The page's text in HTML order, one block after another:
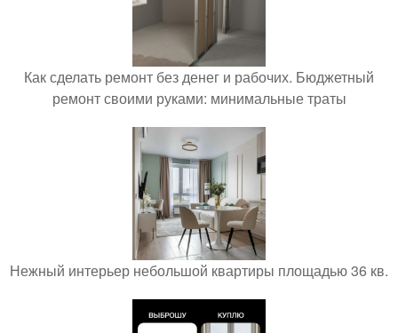
Как сделать ремонт без денег и рабочих. Бюджетный
ремонт своими руками: минимальные траты
Нежный интерьер небольшой квартиры площадью 36 кв.